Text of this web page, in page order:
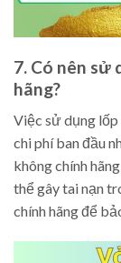
7. Có nên sử
hãng?
Việc sử dụng lốp
chi phí ban đầu
không chính
thể gây tai nạn
chính hãng để